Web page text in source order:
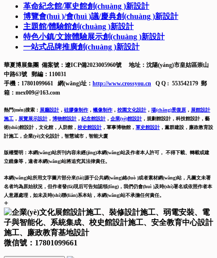
革命紀念館/軍史館創(chuàng )新設計
博覽會(huì )/會(huì )議/慶典創(chuàng )新設計
主題館/體驗館創(chuàng )新設計
特色小鎮/文旅體驗展示創(chuàng )新設計
一站式品牌推廣創(chuàng )新設計
華夏博展集團 備案號： 遼ICP備2023005960號
地址：沈陽(yáng)市皇姑區崇山
中路63號 郵編：110031
手機：17801099661 網(wǎng)址： http://www.crossyou.cn Q Q : 553542179 郵
箱：mex009@163.com
熱門(mén)搜索： 展廳設計 ， 硅膠像制作 ， 蠟像制作 ， 校園文化設計 ， 場(chǎng)景復原 ， 展館設計
施工 ， 展覽展示設計 ， 博物館設計 ， 紀念館設計 ， 企業(yè)館設計 ， 規劃館設計，科技館設計，藝
術(shù)館設計，文化館，人防館， 校史館設計 ， 軍事博物館， 軍史館設計 ， 黨群建設，廉政教育設
計施工， 企業(yè)文化設計，智慧城市，智能大廈
版權聲明：本網(wǎng)站所刊內容未經(jīng)本網(wǎng)站及作者本人許可， 不得下載、轉載或建
立鏡像等，違者本網(wǎng)站將追究其法律責任。
本網(wǎng)站所用文字圖片部分來(lái)源于公共網(wǎng)絡(luò )或者素材網(wǎng)站，凡圖文未署
名者均為原始狀況，但作者發(fā)現后可告知認領(lǐng)，我們仍會(huì )及時(shí)署名或依照作者本
人意愿處理，如未及時(shí)聯(lián)系本站，本網(wǎng)站不承擔任何責任。
+
微信號： 17801099661